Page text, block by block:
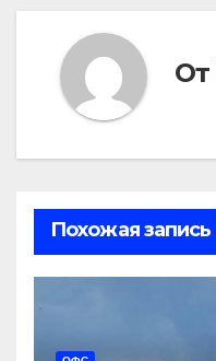
От
Похожая запись